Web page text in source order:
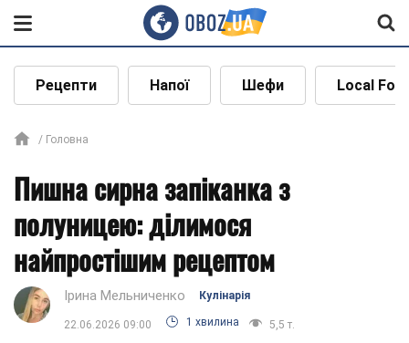
Рецепти Напої Шефи Local
Головна
Пишна сирна запіканка з
полуницею: ділимося
найпростішим рецептом
Ірина Мельниченко Кулінарія
22.06.2026 09:00 1 хвилина 5,5 т.